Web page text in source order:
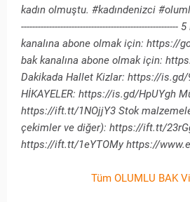
kadın olmuştu. #kadındenizci
kanalına abone olmak için: https://
bak kanalına abone olmak için:
Dakikada Hallet Kizlar: https://is.gd/
HİKAYELER: https://is.gd/HpUYgh
https://ift.tt/1NOjjY3 Stok
çekimler ve diğer): https://ift.tt/
https://ift.tt/1eYTOMy https://
Tüm OLUMLU BAK